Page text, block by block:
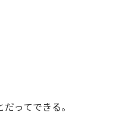
ってできる。